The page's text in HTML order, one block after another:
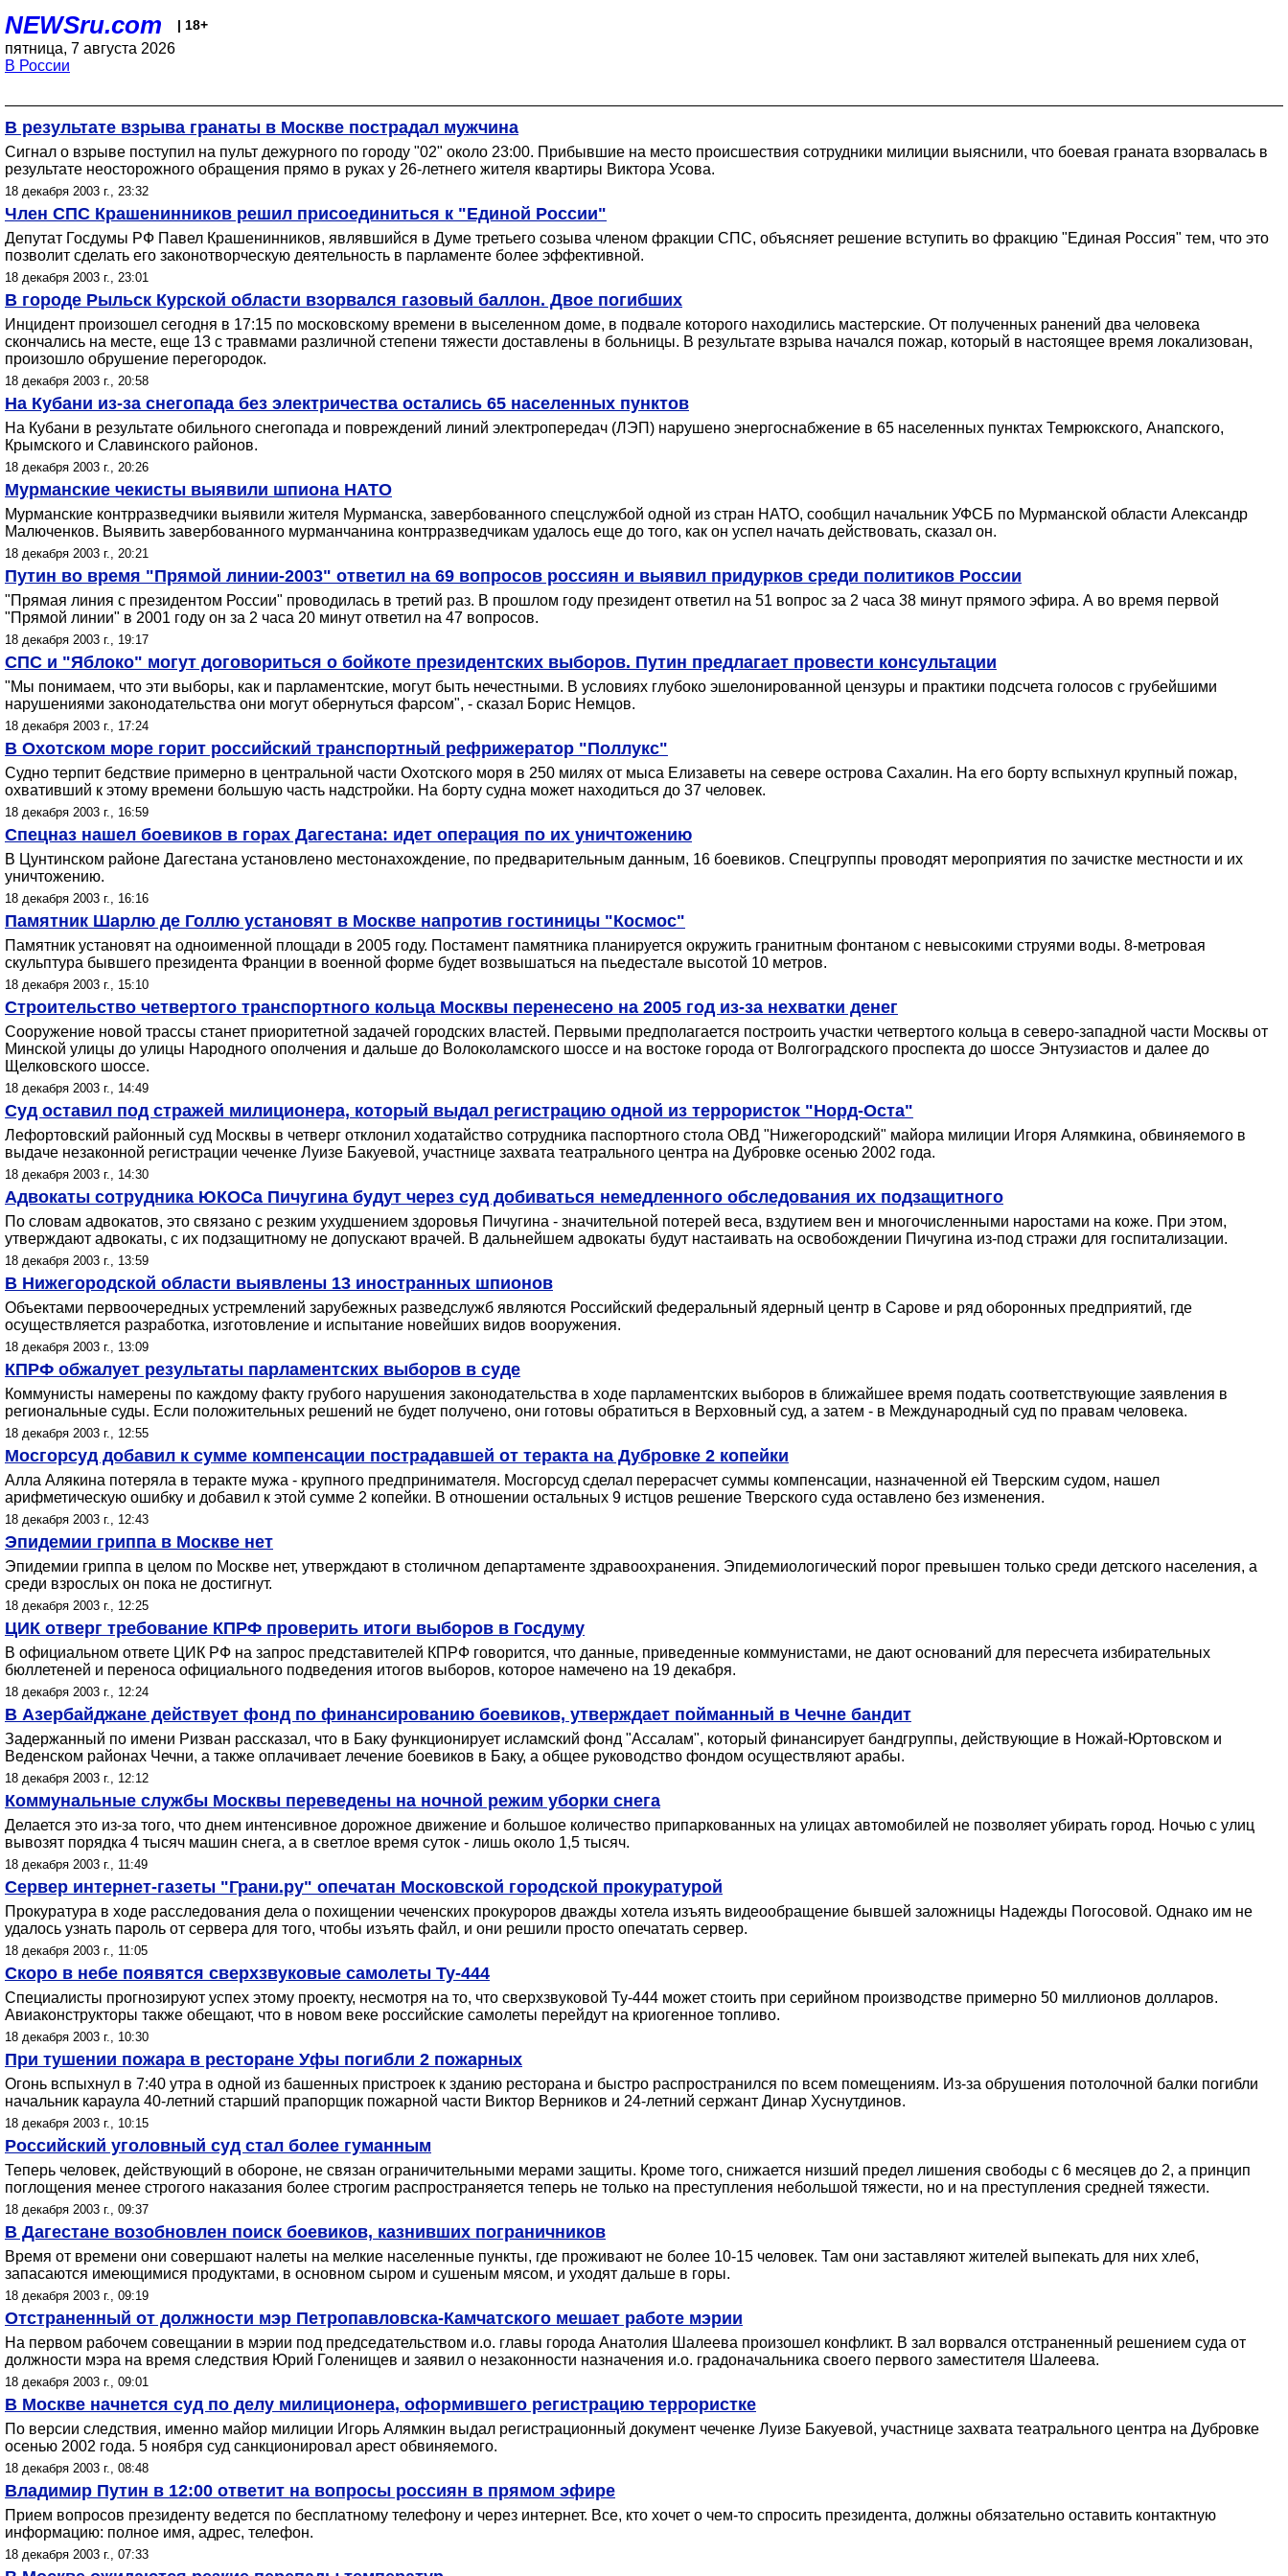
NEWSru.com | 18+
пятница, 7 августа 2026
В России
В результате взрыва гранаты в Москве пострадал мужчина
Cигнал о взрыве поступил на пульт дежурного по городу "02" около 23:00. Прибывшие на место происшествия сотрудники милиции выяснили, что боевая граната взорвалась в
результате неосторожного обращения прямо в руках у 26-летнего жителя квартиры Виктора Усова.
18 декабря 2003 г., 23:32
Член СПС Крашенинников решил присоединиться к "Единой России"
Депутат Госдумы РФ Павел Крашенинников, являвшийся в Думе третьего созыва членом фракции СПС, объясняет решение вступить во фракцию "Единая Россия" тем, что это
позволит сделать его законотворческую деятельность в парламенте более эффективной.
18 декабря 2003 г., 23:01
В городе Рыльск Курской области взорвался газовый баллон. Двое погибших
Инцидент произошел сегодня в 17:15 по московскому времени в выселенном доме, в подвале которого находились мастерские. От полученных ранений два человека
скончались на месте, еще 13 с травмами различной степени тяжести доставлены в больницы. В результате взрыва начался пожар, который в настоящее время локализован,
произошло обрушение перегородок.
18 декабря 2003 г., 20:58
На Кубани из-за снегопада без электричества остались 65 населенных пунктов
На Кубани в результате обильного снегопада и повреждений линий электропередач (ЛЭП) нарушено энергоснабжение в 65 населенных пунктах Темрюкского, Анапского,
Крымского и Славинского районов.
18 декабря 2003 г., 20:26
Мурманские чекисты выявили шпиона НАТО
Мурманские контрразведчики выявили жителя Мурманска, завербованного спецслужбой одной из стран НАТО, сообщил начальник УФСБ по Мурманской области Александр
Малюченков. Выявить завербованного мурманчанина контрразведчикам удалось еще до того, как он успел начать действовать, сказал он.
18 декабря 2003 г., 20:21
Путин во время "Прямой линии-2003" ответил на 69 вопросов россиян и выявил придурков среди политиков России
"Прямая линия с президентом России" проводилась в третий раз. В прошлом году президент ответил на 51 вопрос за 2 часа 38 минут прямого эфира. А во время первой
"Прямой линии" в 2001 году он за 2 часа 20 минут ответил на 47 вопросов.
18 декабря 2003 г., 19:17
СПС и "Яблоко" могут договориться о бойкоте президентских выборов. Путин предлагает провести консультации
"Мы понимаем, что эти выборы, как и парламентские, могут быть нечестными. В условиях глубоко эшелонированной цензуры и практики подсчета голосов с грубейшими
нарушениями законодательства они могут обернуться фарсом", - сказал Борис Немцов.
18 декабря 2003 г., 17:24
В Охотском море горит российский транспортный рефрижератор "Поллукс"
Судно терпит бедствие примерно в центральной части Охотского моря в 250 милях от мыса Елизаветы на севере острова Сахалин. На его борту вспыхнул крупный пожар,
охвативший к этому времени большую часть надстройки. На борту судна может находиться до 37 человек.
18 декабря 2003 г., 16:59
Спецназ нашел боевиков в горах Дагестана: идет операция по их уничтожению
В Цунтинском районе Дагестана установлено местонахождение, по предварительным данным, 16 боевиков. Спецгруппы проводят мероприятия по зачистке местности и их
уничтожению.
18 декабря 2003 г., 16:16
Памятник Шарлю де Голлю установят в Москве напротив гостиницы "Космос"
Памятник установят на одноименной площади в 2005 году. Постамент памятника планируется окружить гранитным фонтаном с невысокими струями воды. 8-метровая
скульптура бывшего президента Франции в военной форме будет возвышаться на пьедестале высотой 10 метров.
18 декабря 2003 г., 15:10
Строительство четвертого транспортного кольца Москвы перенесено на 2005 год из-за нехватки денег
Сооружение новой трассы станет приоритетной задачей городских властей. Первыми предполагается построить участки четвертого кольца в северо-западной части Москвы от
Минской улицы до улицы Народного ополчения и дальше до Волоколамского шоссе и на востоке города от Волгоградского проспекта до шоссе Энтузиастов и далее до
Щелковского шоссе.
18 декабря 2003 г., 14:49
Суд оставил под стражей милиционера, который выдал регистрацию одной из террористок "Норд-Оста"
Лефортовский районный суд Москвы в четверг отклонил ходатайство сотрудника паспортного стола ОВД "Нижегородский" майора милиции Игоря Алямкина, обвиняемого в
выдаче незаконной регистрации чеченке Луизе Бакуевой, участнице захвата театрального центра на Дубровке осенью 2002 года.
18 декабря 2003 г., 14:30
Адвокаты сотрудника ЮКОСа Пичугина будут через суд добиваться немедленного обследования их подзащитного
По словам адвокатов, это связано с резким ухудшением здоровья Пичугина - значительной потерей веса, вздутием вен и многочисленными наростами на коже. При этом,
утверждают адвокаты, с их подзащитному не допускают врачей. В дальнейшем адвокаты будут настаивать на освобождении Пичугина из-под стражи для госпитализации.
18 декабря 2003 г., 13:59
В Нижегородской области выявлены 13 иностранных шпионов
Объектами первоочередных устремлений зарубежных разведслужб являются Российский федеральный ядерный центр в Сарове и ряд оборонных предприятий, где
осуществляется разработка, изготовление и испытание новейших видов вооружения.
18 декабря 2003 г., 13:09
КПРФ обжалует результаты парламентских выборов в суде
Коммунисты намерены по каждому факту грубого нарушения законодательства в ходе парламентских выборов в ближайшее время подать соответствующие заявления в
региональные суды. Если положительных решений не будет получено, они готовы обратиться в Верховный суд, а затем - в Международный суд по правам человека.
18 декабря 2003 г., 12:55
Мосгорсуд добавил к сумме компенсации пострадавшей от теракта на Дубровке 2 копейки
Алла Алякина потеряла в теракте мужа - крупного предпринимателя. Мосгорсуд сделал перерасчет суммы компенсации, назначенной ей Тверским судом, нашел
арифметическую ошибку и добавил к этой сумме 2 копейки. В отношении остальных 9 истцов решение Тверского суда оставлено без изменения.
18 декабря 2003 г., 12:43
Эпидемии гриппа в Москве нет
Эпидемии гриппа в целом по Москве нет, утверждают в столичном департаменте здравоохранения. Эпидемиологический порог превышен только среди детского населения, а
среди взрослых он пока не достигнут.
18 декабря 2003 г., 12:25
ЦИК отверг требование КПРФ проверить итоги выборов в Госдуму
В официальном ответе ЦИК РФ на запрос представителей КПРФ говорится, что данные, приведенные коммунистами, не дают оснований для пересчета избирательных
бюллетеней и переноса официального подведения итогов выборов, которое намечено на 19 декабря.
18 декабря 2003 г., 12:24
В Азербайджане действует фонд по финансированию боевиков, утверждает пойманный в Чечне бандит
Задержанный по имени Ризван рассказал, что в Баку функционирует исламский фонд "Ассалам", который финансирует бандгруппы, действующие в Ножай-Юртовском и
Веденском районах Чечни, а также оплачивает лечение боевиков в Баку, а общее руководство фондом осуществляют арабы.
18 декабря 2003 г., 12:12
Коммунальные службы Москвы переведены на ночной режим уборки снега
Делается это из-за того, что днем интенсивное дорожное движение и большое количество припаркованных на улицах автомобилей не позволяет убирать город. Ночью с улиц
вывозят порядка 4 тысяч машин снега, а в светлое время суток - лишь около 1,5 тысяч.
18 декабря 2003 г., 11:49
Cервер интернет-газеты "Грани.ру" опечатан Московской городской прокуратурой
Прокуратура в ходе расследования дела о похищении чеченских прокуроров дважды хотела изъять видеообращение бывшей заложницы Надежды Погосовой. Однако им не
удалось узнать пароль от сервера для того, чтобы изъять файл, и они решили просто опечатать сервер.
18 декабря 2003 г., 11:05
Скоро в небе появятся сверхзвуковые самолеты Ту-444
Специалисты прогнозируют успех этому проекту, несмотря на то, что сверхзвуковой Ту-444 может стоить при серийном производстве примерно 50 миллионов долларов.
Авиаконструкторы также обещают, что в новом веке российские самолеты перейдут на криогенное топливо.
18 декабря 2003 г., 10:30
При тушении пожара в ресторане Уфы погибли 2 пожарных
Огонь вспыхнул в 7:40 утра в одной из башенных пристроек к зданию ресторана и быстро распространился по всем помещениям. Из-за обрушения потолочной балки погибли
начальник караула 40-летний старший прапорщик пожарной части Виктор Верников и 24-летний сержант Динар Хуснутдинов.
18 декабря 2003 г., 10:15
Российский уголовный суд стал более гуманным
Теперь человек, действующий в обороне, не связан ограничительными мерами защиты. Кроме того, снижается низший предел лишения свободы с 6 месяцев до 2, а принцип
поглощения менее строгого наказания более строгим распространяется теперь не только на преступления небольшой тяжести, но и на преступления средней тяжести.
18 декабря 2003 г., 09:37
В Дагестане возобновлен поиск боевиков, казнивших пограничников
Время от времени они совершают налеты на мелкие населенные пункты, где проживают не более 10-15 человек. Там они заставляют жителей выпекать для них хлеб,
запасаются имеющимися продуктами, в основном сыром и сушеным мясом, и уходят дальше в горы.
18 декабря 2003 г., 09:19
Отстраненный от должности мэр Петропавловска-Камчатского мешает работе мэрии
На первом рабочем совещании в мэрии под председательством и.о. главы города Анатолия Шалеева произошел конфликт. В зал ворвался отстраненный решением суда от
должности мэра на время следствия Юрий Голенищев и заявил о незаконности назначения и.о. градоначальника своего первого заместителя Шалеева.
18 декабря 2003 г., 09:01
В Москве начнется суд по делу милиционера, оформившего регистрацию террористке
По версии следствия, именно майор милиции Игорь Алямкин выдал регистрационный документ чеченке Луизе Бакуевой, участнице захвата театрального центра на Дубровке
осенью 2002 года. 5 ноября суд санкционировал арест обвиняемого.
18 декабря 2003 г., 08:48
Владимир Путин в 12:00 ответит на вопросы россиян в прямом эфире
Прием вопросов президенту ведется по бесплатному телефону и через интернет. Все, кто хочет о чем-то спросить президента, должны обязательно оставить контактную
информацию: полное имя, адрес, телефон.
18 декабря 2003 г., 07:33